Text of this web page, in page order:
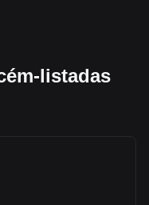
listadas